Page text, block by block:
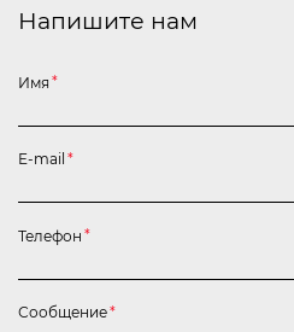
Напишите нам
Имя *
E-mail *
Телефон *
Сообщение*